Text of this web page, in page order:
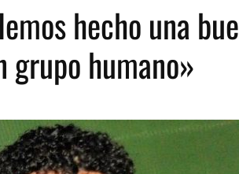
hecho una
humano»